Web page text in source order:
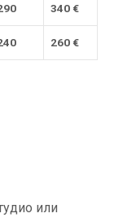
340 €
260 €
или